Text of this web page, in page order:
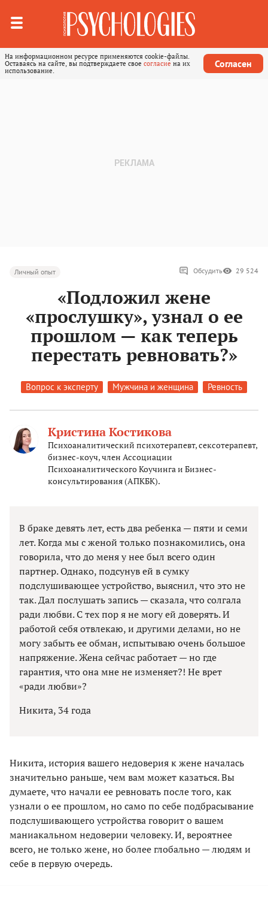
На информационном ресурсе применяются cookie-файлы.
Оставаясь на сайте, вы подтверждаете свое согласие на их
использование.
Согласен
Личный опыт Обсудить 29 524
«Подложил жене
«прослушку», узнал о ее
прошлом — как теперь
перестать ревновать?»
Вопрос к эксперту Мужчина и женщина Ревность
Кристина Костикова
Психоаналитический психотерапевт, сексотерапевт,
бизнес-коуч, член Ассоциации
Психоаналитического Коучинга и Бизнес-
консультирования (АПКБК).
В браке девять лет, есть два ребенка — пяти и семи
лет. Когда мы с женой только познакомились, она
говорила, что до меня у нее был всего один
партнер. Однако, подсунув ей в сумку
подслушивающее устройство, выяснил, что это не
так. Дал послушать запись — сказала, что солгала
ради любви. С тех пор я не могу ей доверять. И
работой себя отвлекаю, и другими делами, но не
могу забыть ее обман, испытываю очень большое
напряжение. Жена сейчас работает — но где
гарантия, что она мне не изменяет?! Не врет
«ради любви»?
Никита, 34 года
Никита, история вашего недоверия к жене началась
значительно раньше, чем вам может казаться. Вы
думаете, что начали ее ревновать после того, как
узнали о ее прошлом, но само по себе подбрасывание
подслушивающего устройства говорит о вашем
маниакальном недоверии человеку. И, вероятнее
всего, не только жене, но более глобально — людям и
себе в первую очередь.